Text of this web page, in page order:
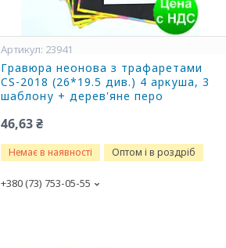
23941
Гравюра неонова з трафаретами
CS-2018 (26*19.5 див.) 4 аркуша, 3
шаблону + дерев'яне перо
46,63 ₴
Немає в наявності Оптом і в роздріб
+380 (73) 753-05-55